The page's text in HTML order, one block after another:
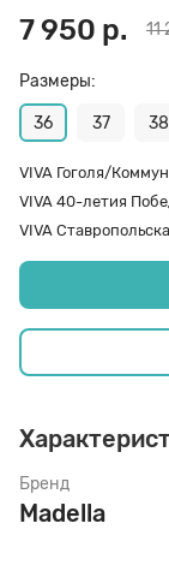
7 950 р. 11
Размеры:
36 37 38
VIVA Гоголя/
VIVA 40-летия
VIVA
Бренд
Madella
70 den
8 den
Подпяточники
Полустельки
Пропитка
Растяжитель
Рожки